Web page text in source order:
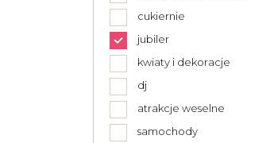
cukiernie
jubiler
kwiaty i dekoracje
dj
atrakcje weselne
samochody